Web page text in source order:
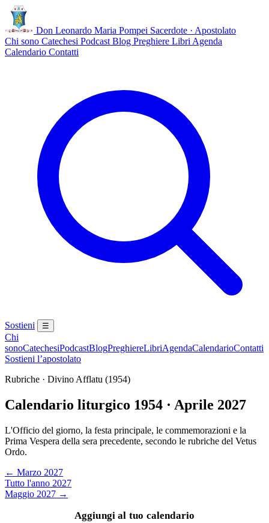
Don Leonardo Maria Pompei Sacerdote · Apostolato
Chi sono Catechesi Podcast Blog Preghiere Libri Agenda
Calendario Contatti
Sostieni ☰
Chi
sonoCatechesiPodcastBlogPreghiereLibriAgendaCalendarioContatti
Sostieni l’apostolato
Rubriche · Divino Afflatu (1954)
Calendario liturgico 1954 · Aprile 2027
L'Officio del giorno, la festa principale, le commemorazioni e la
Prima Vespera della sera precedente, secondo le rubriche del Vetus
Ordo.
← Marzo 2027
Tutto l'anno 2027
Maggio 2027 →
Aggiungi al tuo calendario